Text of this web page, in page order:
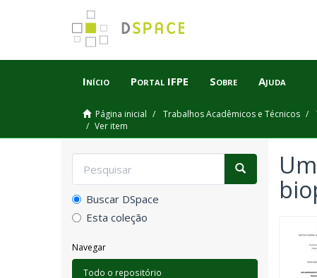
Início Portal IFPE Sobre Ajuda
Página inicial Trabalhos Acadêmicos e Técnicos
Ver item
Buscar DSpace
Esta coleção
Navegar
Todo o repositório